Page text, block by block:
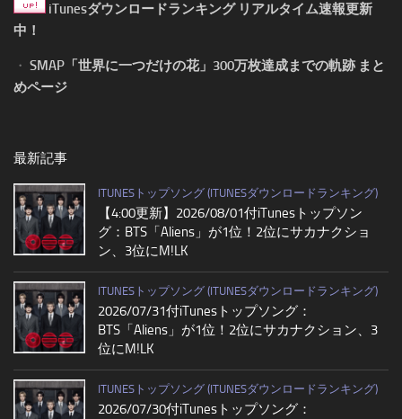
iTunesダウンロードランキング リアルタイム速報更新
中！
・ SMAP「世界に一つだけの花」300万枚達成までの軌跡 まと
めページ
最新記事
ITUNESトップソング (ITUNESダウンロードランキング)
【4:00更新】2026/08/01付iTunesトップソン
グ：BTS「Aliens」が1位！2位にサカナクショ
ン、3位にM!LK
ITUNESトップソング (ITUNESダウンロードランキング)
2026/07/31付iTunesトップソング：
BTS「Aliens」が1位！2位にサカナクション、3
位にM!LK
ITUNESトップソング (ITUNESダウンロードランキング)
2026/07/30付iTunesトップソング：